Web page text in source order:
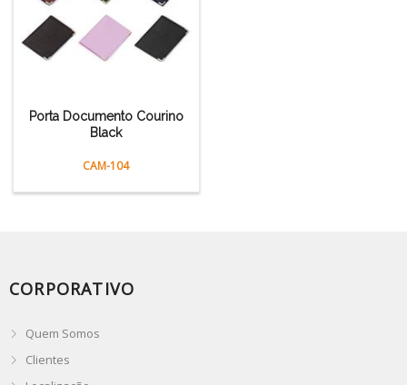
Porta Documento Courino
Black
CAM-104
CORPORATIVO
Quem Somos
Clientes